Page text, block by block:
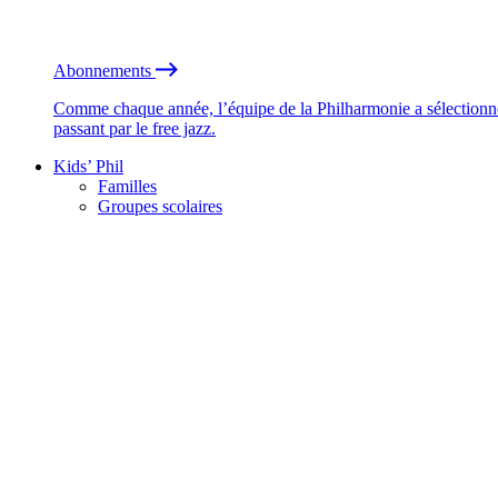
Abonnements
Comme chaque année, l’équipe de la Philharmonie a
passant par le free jazz.
Kids’ Phil
Familles
Groupes scolaires